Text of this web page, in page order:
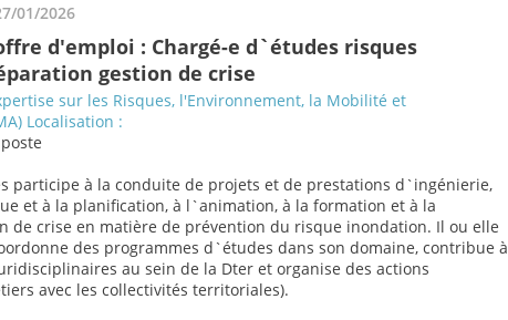
01/2026
d'emploi : Chargé-e d`études risques
gestion de crise
sur les Risques, l'Environnement, la Mobilité et
Localisation :
participe à la conduite de projets et de prestations d`ingénierie,
et à la planification, à l`animation, à la formation et à la
de crise en matière de prévention du risque inondation. Il ou elle
des programmes d`études dans son domaine, contribue à
au sein de la Dter et organise des actions
avec les collectivités territoriales).